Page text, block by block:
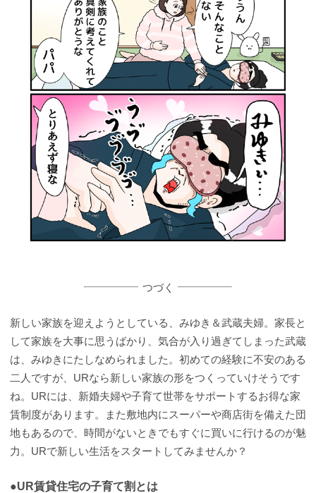
つづく
新しい家族を迎えようとしている、みゆき＆武蔵夫婦。家長と
して家族を大事に思うばかり、気合が入り過ぎてしまった武蔵
は、みゆきにたしなめられました。初めての経験に不安のある
二人ですが、URなら新しい家族の形をつくっていけそうです
ね。URには、新婚夫婦や子育て世帯をサポートするお得な家
賃制度があります。また敷地内にスーパーや商店街を備えた団
地もあるので、時間がないときでもすぐに買いに行けるのが魅
力。URで新しい生活をスタートしてみませんか？
●UR賃貸住宅の子育て割とは